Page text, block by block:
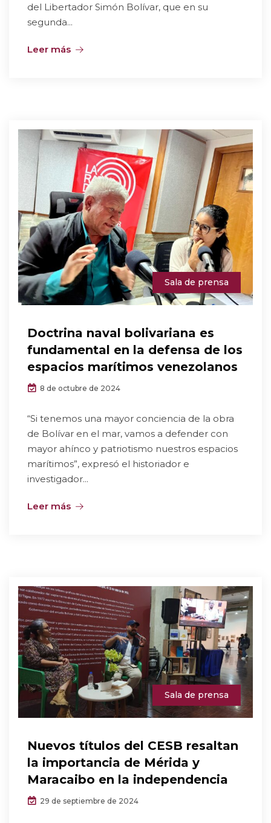
del Libertador Simón Bolívar, que en su
segunda...
Leer más
Sala de prensa
Doctrina naval bolivariana es
fundamental en la defensa de los
espacios marítimos venezolanos
8 de octubre de 2024
“Si tenemos una mayor conciencia de la obra
de Bolívar en el mar, vamos a defender con
mayor ahínco y patriotismo nuestros espacios
marítimos”, expresó el historiador e
investigador...
Leer más
Sala de prensa
Nuevos títulos del CESB resaltan
la importancia de Mérida y
Maracaibo en la independencia
29 de septiembre de 2024